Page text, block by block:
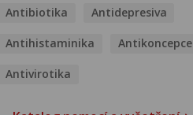
Antibiotika Antidepresiva
Antihistaminika Antikoncepce
Antivirotika